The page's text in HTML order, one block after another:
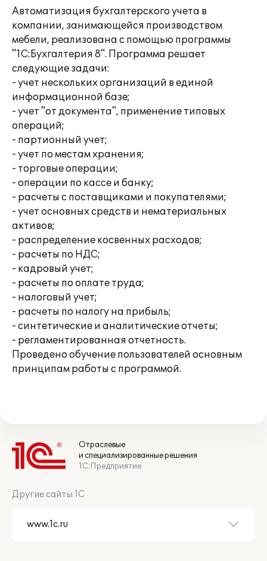
Автоматизация бухгалтерского учета в
компании, занимающейся производством
мебели, реализована с помощью программы
"1С:Бухгалтерия 8". Программа решает
следующие задачи:
- учет нескольких организаций в единой
информационной базе;
- учет "от документа", применение типовых
операций;
- партионный учет;
- учет по местам хранения;
- торговые операции;
- операции по кассе и банку;
- расчеты с поставщиками и покупателями;
- учет основных средств и нематериальных
активов;
- распределение косвенных расходов;
- расчеты по НДС;
- кадровый учет;
- расчеты по оплате труда;
- налоговый учет;
- расчеты по налогу на прибыль;
- синтетические и аналитические отчеты;
- регламентированная отчетность.
Проведено обучение пользователей основным
принципам работы с программой.
Отраслевые
и специализированные решения
1С:Предприятие
Другие сайты 1С